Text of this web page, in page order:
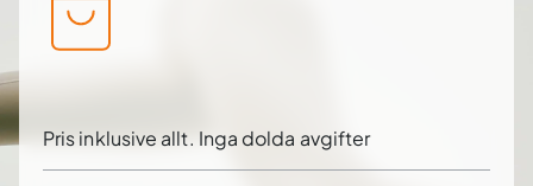
Pris inklusive allt. Inga dolda avgifter